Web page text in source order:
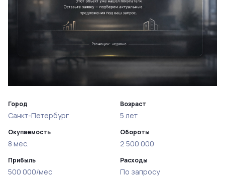
Город
Санкт-Петербург
Окупаемость
8 мес.
Прибыль
500 000/мес
Возраст
5 лет
Обороты
2 500 000
Расходы
По запросу